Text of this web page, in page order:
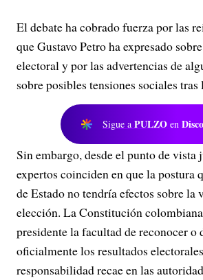
El debate ha cobrado fuerza por las
que Gustavo Petro ha expresado
electoral y por las advertencias de
sobre posibles tensiones sociales
Sigue a PULZO en
Sin embargo, desde el punto de
expertos coinciden en que la postura
de Estado no tendría efectos sobre la
elección. La Constitución
presidente la facultad de reconocer o
oficialmente los resultados
responsabilidad recae en las